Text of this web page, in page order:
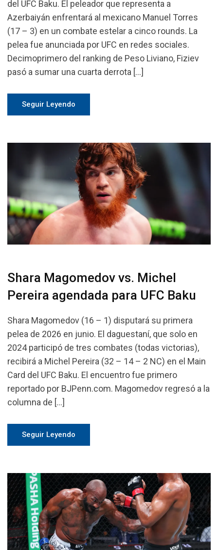
del UFC Baku. El peleador que representa a
Azerbaiyán enfrentará al mexicano Manuel Torres
(17 – 3) en un combate estelar a cinco rounds. La
pelea fue anunciada por UFC en redes sociales.
Decimoprimero del ranking de Peso Liviano, Fiziev
pasó a sumar una cuarta derrota […]
Seguir Leyendo
Shara Magomedov vs. Michel
Pereira agendada para UFC Baku
Shara Magomedov (16 – 1) disputará su primera
pelea de 2026 en junio. El daguestaní, que solo en
2024 participó de tres combates (todas victorias),
recibirá a Michel Pereira (32 – 14 – 2 NC) en el Main
Card del UFC Baku. El encuentro fue primero
reportado por BJPenn.com. Magomedov regresó a la
columna de […]
Seguir Leyendo